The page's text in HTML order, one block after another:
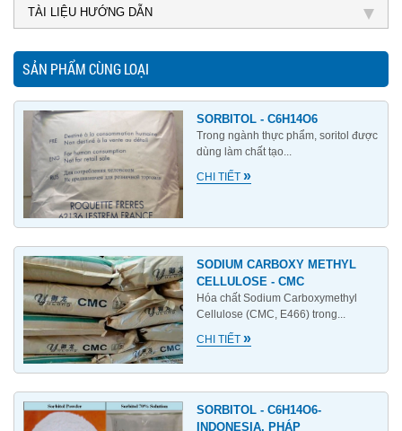
TÀI LIỆU HƯỚNG DẪN
SẢN PHẨM CÙNG LOẠI
SORBITOL - C6H14O6
Trong ngành thực phẩm, soritol được
dùng làm chất tạo...
CHI TIẾT»
SODIUM CARBOXY METHYL
CELLULOSE - CMC
Hóa chất Sodium Carboxymethyl
Cellulose (CMC, E466) trong...
CHI TIẾT»
SORBITOL - C6H14O6-
INDONESIA, PHÁP